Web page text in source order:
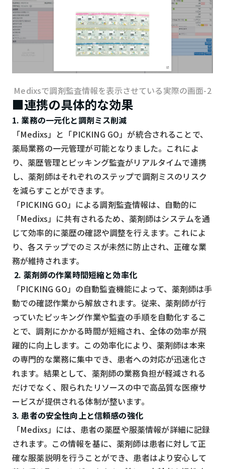
Medixsで調剤監査情報を表示させている実際の画面-2
■連携の具体的な効果
1. 業務の一元化と調剤ミス削減
「Medixs」と「PICKING GO」が統合されることで、
薬局業務の一元管理が可能となりました。これによ
り、薬歴管理とピッキング監査がリアルタイムで連携
し、薬剤師はそれぞれのステップで調剤ミスのリスク
を減らすことができます。
「PICKING GO」による調剤監査情報は、自動的に
「Medixs」に共有されるため、薬剤師はシステムを通
じて効率的に薬歴の確認や調整を行えます。これによ
り、各ステップでのミスが未然に防止され、正確な業
務が維持されます。
2. 薬剤師の作業時間短縮と効率化
「PICKING GO」の自動監査機能によって、薬剤師は手
動での確認作業から解放されます。従来、薬剤師が行
っていたピッキング作業や監査の手順を自動化するこ
とで、調剤にかかる時間が短縮され、全体の効率が飛
躍的に向上します。この効率化により、薬剤師は本来
の専門的な業務に集中でき、患者への対応が迅速化さ
れます。結果として、薬剤師の業務負担が軽減される
だけでなく、限られたリソースの中で高品質な医療サ
ービスが提供される体制が整います。
3. 患者の安全性向上と信頼感の強化
「Medixs」には、患者の薬歴や服薬情報が詳細に記録
されます。この情報を基に、薬剤師は患者に対して正
確な服薬説明を行うことができ、患者はより安心して